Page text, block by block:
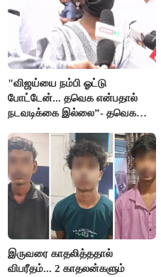
"விஜய்யை நம்பி ஓட்டு
போட்டேன்... தவெக என்பதால்
நடவடிக்கை இல்லை”- தவெக
கதறல்
இருவரை காதலித்ததால்
விபரீதம்... 2 காதலன்களும்